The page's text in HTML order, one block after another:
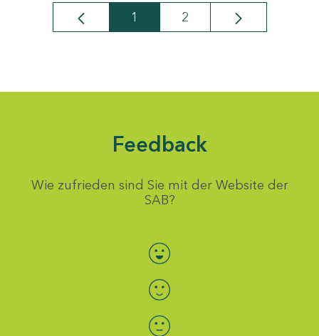
Seite
1 Seite
2
Feedback
Wie zufrieden sind Sie mit der Website der
SAB?
Bewertung auswählen